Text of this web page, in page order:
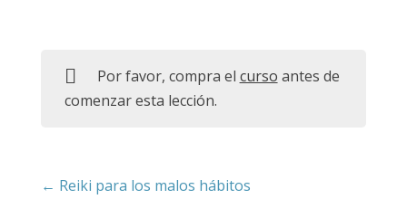
Por favor, compra el curso antes de
comenzar esta lección.
Reiki para los malos hábitos